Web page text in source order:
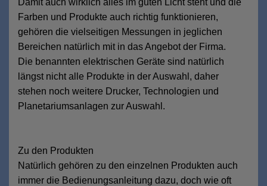
Damit auch wirklich alles im guten Licht steht und die
Farben und Produkte auch richtig funktionieren,
gehören die vielseitigen Messungen in jeglichen
Bereichen natürlich mit in das Angebot der Firma.
Die benannten elektrischen Geräte sind natürlich
längst nicht alle Produkte in der Auswahl, daher
stehen noch weitere Drucker, Technologien und
Planetariumsanlagen zur Auswahl.
Zu den Produkten
Natürlich gehören zu den einzelnen Produkten auch
immer die Bedienungsanleitung dazu, doch wie oft